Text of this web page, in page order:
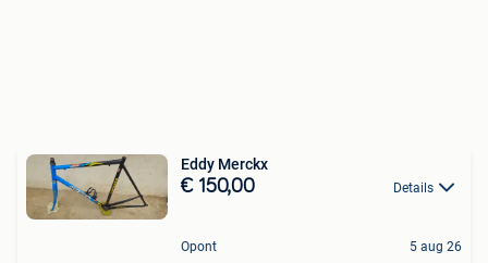
Eddy Merckx
€ 150,00 Details
Opont 5 aug 26